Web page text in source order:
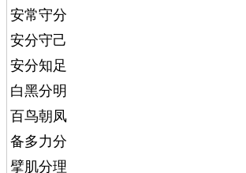
安常守分
安分守己
安分知足
白黑分明
百鸟朝凤
备多力分
擘肌分理